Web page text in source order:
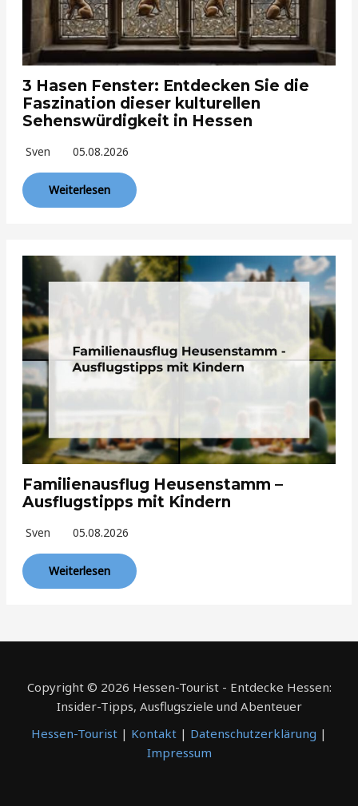
3 Hasen Fenster: Entdecken Sie die
Faszination dieser kulturellen
Sehenswürdigkeit in Hessen
Sven 05.08.2026
Weiterlesen
Familienausflug Heusenstamm –
Ausflugstipps mit Kindern
Sven 05.08.2026
Weiterlesen
Copyright © 2026 Hessen-Tourist - Entdecke Hessen:
Insider-Tipps, Ausflugsziele und Abenteuer
Hessen-Tourist | Kontakt | Datenschutzerklärung |
Impressum